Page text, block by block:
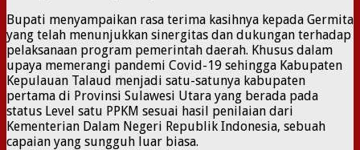
Bupati menyampaikan rasa terima kasihnya kepada Germita
yang telah menunjukkan sinergitas dan dukungan terhadap
pelaksanaan program pemerintah daerah. Khusus dalam
upaya memerangi pandemi Covid-19 sehingga Kabupaten
Kepulauan Talaud menjadi satu-satunya kabupaten
pertama di Provinsi Sulawesi Utara yang berada pada
status Level satu PPKM sesuai hasil penilaian dari
Kementerian Dalam Negeri Republik Indonesia, sebuah
capaian yang sungguh luar biasa.